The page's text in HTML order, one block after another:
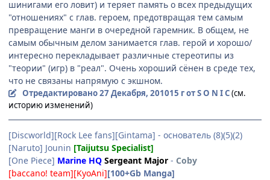
шинигами его ловит) и теряет память о всех предыдущих
"отношениях" с глав. героем, предотвращая тем самым
превращение манги в очередной гаремник. В общем, не
самым обычным делом занимается глав. герой и хорошо/
интересно перекладывает различные стереотипы из
"теории" (игр) в "реал". Очень хороший сёнен в среде тех,
что не связаны напрямую с экшном.
Отредактировано27 Декабря, 201015 гот S O N I C(см.
историю изменений)
[Discworld][Rock Lee fans][Gintama] - основатель (8)(5)(2)
[Naruto] Jounin [Taijutsu Specialist]
[One Piece] Marine HQ Sergeant Major - Coby
[baccano! team][KyoAni][100+Gb Manga]